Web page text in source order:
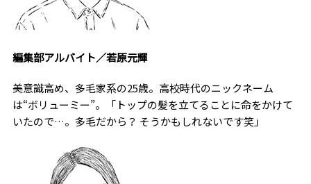
編集部アルバイト／若原元輝
美意識高め、多毛家系の25歳。高校時代のニックネーム
は“ボリューミー”。「トップの髪を立てることに命をかけて
いたので…。多毛だから？ そうかもしれないです笑」